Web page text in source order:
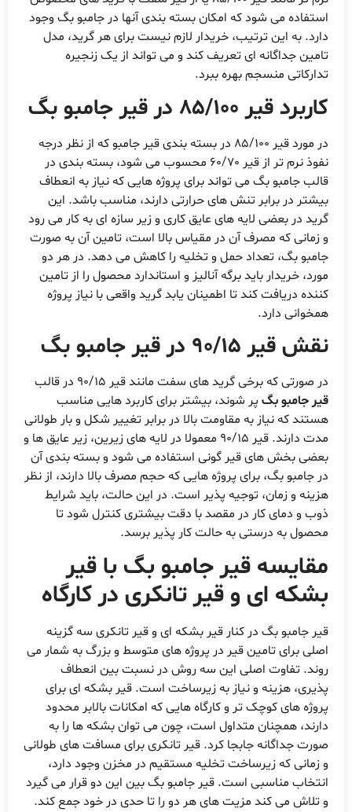
می شود که امکان بسته بندی آنها در جامبو بگ وجود
به این ترتیب، خریدار لازم نیست برای هر گرید، مدل
جداگانه ای تعریف کند و می تواند از یک زنجیره
منسجم بهره ببرد.
قیر 85/100 در قیر جامبو بگ
در مورد قیر 85/100 در بسته بندی قیر جامبو که از نظر درجه
نفوذ نرم تر از قیر 60/70 محسوب می شود، بسته بندی در
جامبو بگ می تواند برای پروژه هایی که نیاز به انعطاف
در برابر تنش های حرارتی دارند، مناسب باشد. این
در بعضی لایه های عایق کاری و زیر سازه ای به کار می رود
زمانی که مصرف آن در مقیاس بالا است، تامین آن به صورت
بگ، تعداد حمل و تخلیه را کاهش می دهد. در هر دو
خریدار باید برگه آنالیز و استاندارد محصول را از تامین
دریافت کند تا اطمینان یابد گرید واقعی با نیاز پروژه
دارد.
قیر 90/15 در قیر جامبو بگ
صورتی که برخی گرید های سفت مانند قیر 90/15 در قالب
جامبو بگپر شوند، بیشتر برای کاربرد هایی مناسب
که نیاز به مقاومت بالا در برابر تغییر شکل و بار طولانی
مدت دارند. قیر 90/15 معمولا در لایه های زیرین، زیر عایق ها و
بخش های قیر گونی استفاده می شود و بسته بندی آن
جامبو بگ، برای پروژه هایی که حجم مصرف بالا دارند، از نظر
و زمان، توجیه پذیر است. در این حالت، باید شرایط
و دمای کار در مقصد با دقت بیشتری کنترل شود تا
به درستی به حالت کار پذیر برسد.
قیر جامبو بگ با قیر
ای و قیر تانکری در کارگاه
جامبو بگ در کنار قیر بشکه ای و قیر تانکری سه گزینه
برای تامین قیر در پروژه های متوسط و بزرگ به شمار می
تفاوت اصلی این سه روش در نسبت بین انعطاف
هزینه و نیاز به زیرساخت است. قیر بشکه ای برای
های کوچک تر و کارگاه هایی که امکانات بالابر محدود
همچنان متداول است، چون می توان بشکه ها را به
جداگانه جابجا کرد. قیر تانکری برای مسافت های طولانی
زمانی که زیرساخت تخلیه مستقیم در مخزن وجود دارد،
مناسبی است. قیر جامبو بگ بین این دو قرار می گیرد
تلاش می کند مزیت های هر دو را تا حدی در خود جمع کند.